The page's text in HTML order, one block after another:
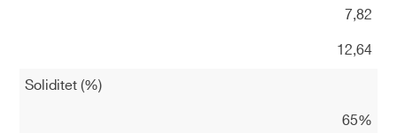
7,82
12,64
Soliditet (%)
65%